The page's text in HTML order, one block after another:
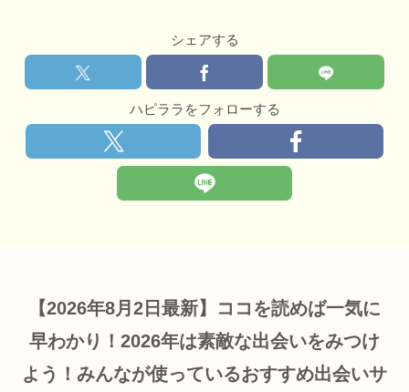
シェアする
ハピララをフォローする
【2026年8月2日最新】ココを読めば一気に
早わかり！2026年は素敵な出会いをみつけ
よう！みんなが使っているおすすめ出会いサ